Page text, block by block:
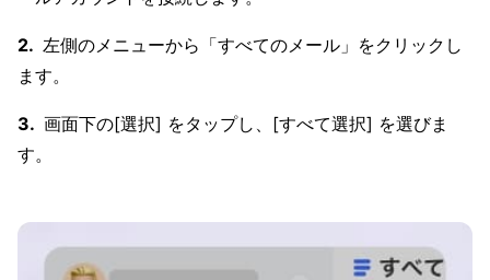
左側のメニューから「すべてのメール」をクリックし
ます。
画面下の[選択] をタップし、[すべて選択] を選びま
す。